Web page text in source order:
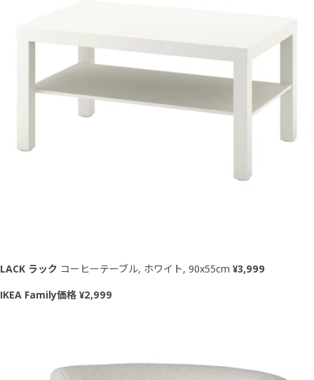
LACK ラック コーヒーテーブル, ホワイト, 90x55cm ¥3,999
IKEA Family価格 ¥2,999